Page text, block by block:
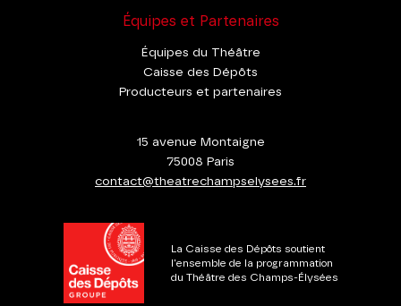
Équipes et Partenaires
Équipes du Théâtre
Caisse des Dépôts
Producteurs et partenaires
15 avenue Montaigne
75008 Paris
contact@theatrechampselysees.fr
La Caisse des Dépôts soutient
l'ensemble de la programmation
du Théâtre des Champs-Élysées